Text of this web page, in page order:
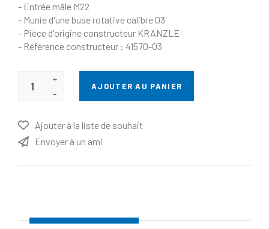
- Entrée mâle M22
- Munie d'une buse rotative calibre 03
- Pièce d'origine constructeur KRANZLE
- Référence constructeur : 41570-03
+
-
AJOUTER AU PANIER
Ajouter à la liste de souhait
Envoyer à un ami